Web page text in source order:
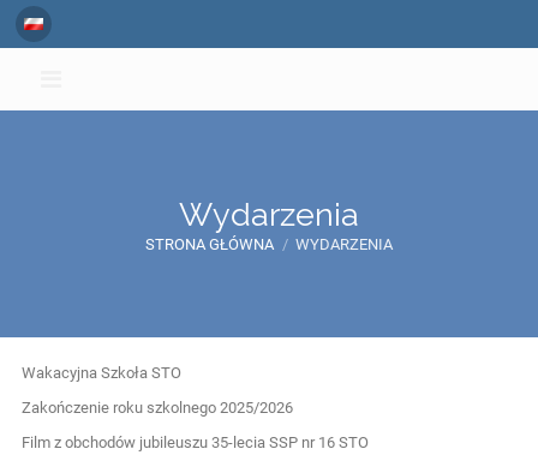
Wydarzenia
STRONA GŁÓWNA / WYDARZENIA
Wydarzenia
Wakacyjna Szkoła STO
Zakończenie roku szkolnego 2025/2026
Film z obchodów jubileuszu 35-lecia SSP nr 16 STO